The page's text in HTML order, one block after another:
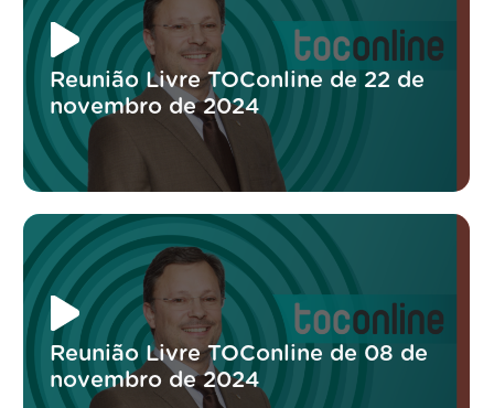
Reunião Livre TOConline de 22 de
novembro de 2024
Reunião Livre TOConline de 08 de
novembro de 2024